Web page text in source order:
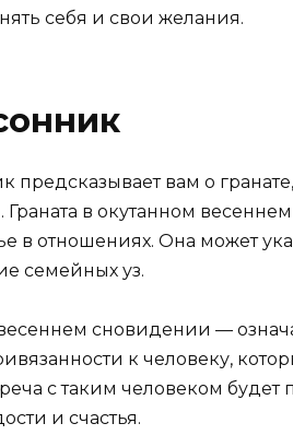
себя и свои желания.
предсказывает вам о
в окутанном
в отношениях. Она может
семейных уз.
сновидении —
к человеку,
с таким человеком
и счастья.